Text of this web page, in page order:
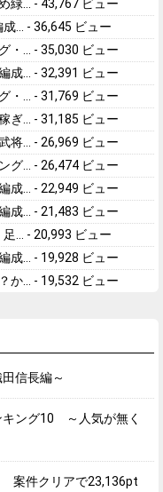
緑...
- 43,767 ビュー
...
- 36,645 ビュー
・...
- 35,030 ビュー
成...
- 32,391 ビュー
・...
- 31,769 ビュー
ぎ...
- 31,185 ビュー
...
- 26,969 ビュー
グ...
- 26,474 ビュー
成...
- 22,949 ビュー
成...
- 21,483 ビュー
...
- 20,993 ビュー
成...
- 19,928 ビュー
か...
- 19,532 ビュー
信長編～
キング10 ～人気が無く
案件クリアで23,136pt